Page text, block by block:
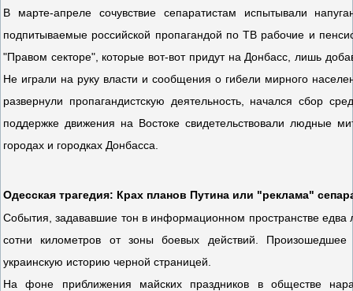
В марте-апреле сочувствие сепаратистам испытывали
подпитываемые российской пропагандой по ТВ рабочие и
"Правом секторе", которые вот-вот придут на Донбасс, лишь
Не играли на руку власти и сообщения о гибели мирного
развернули пропагандистскую деятельность, начался сбор
поддержке движения на Востоке свидетельствовали людные
городах и городках Донбасса.
Одесская трагедия: Крах планов Путина или "реклама"
События, задававшие тон в информационном пространстве едва
сотни километров от зоны боевых действий.
украинскую историю черной страницей.
На фоне приближения майских праздников в обществе